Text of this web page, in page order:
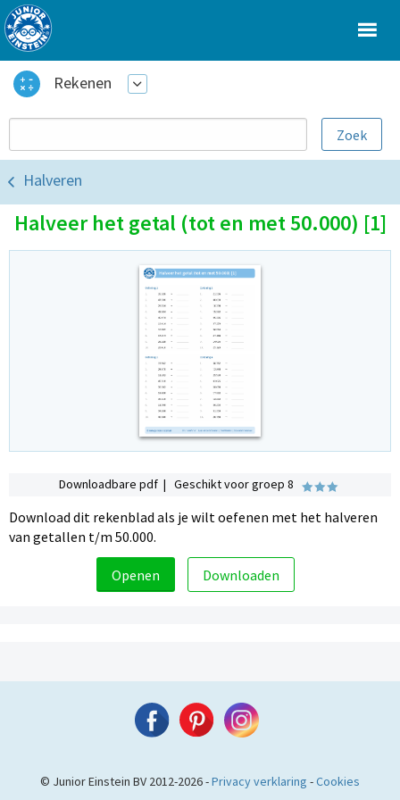
Rekenen
Halveren
Halveer het getal (tot en met 50.000) [1]
Downloadbare pdf | Geschikt voor groep 8
Download dit rekenblad als je wilt oefenen met het halveren
van getallen t/m 50.000.
Openen Downloaden
© Junior Einstein BV 2012-2026 -Privacy verklaring -Cookies